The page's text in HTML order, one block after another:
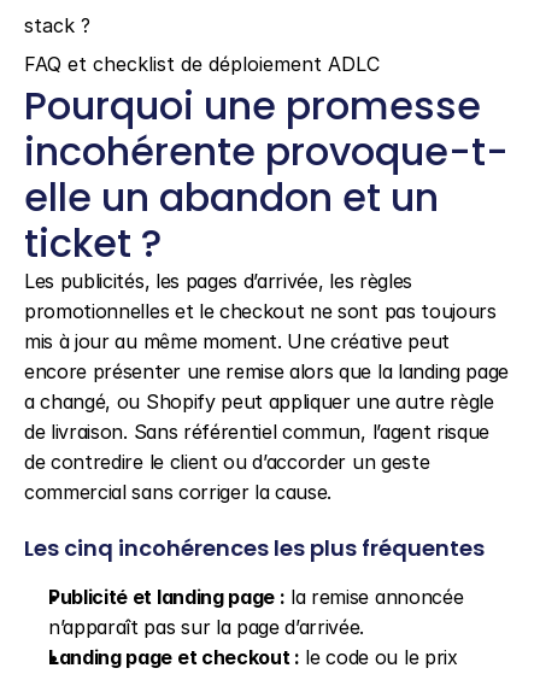
stack ?
FAQ et checklist de déploiement ADLC
Pourquoi une promesse
incohérente provoque-t-
elle un abandon et un
ticket ?
Les publicités, les pages d’arrivée, les règles
promotionnelles et le checkout ne sont pas toujours
mis à jour au même moment. Une créative peut
encore présenter une remise alors que la landing page
a changé, ou Shopify peut appliquer une autre règle
de livraison. Sans référentiel commun, l’agent risque
de contredire le client ou d’accorder un geste
commercial sans corriger la cause.
Les cinq incohérences les plus fréquentes
Publicité et landing page : la remise annoncée
n’apparaît pas sur la page d’arrivée.
Landing page et checkout : le code ou le prix